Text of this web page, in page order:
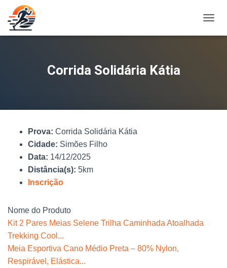
L
Corrida Solidária Kátia
Prova: Corrida Solidária Kátia
Cidade: Simões Filho
Data: 14/12/2025
Distância(s): 5km
Inscrição
Nome do Produto
Kit 2 Pares Meias Selene Trilha Caminhada Atoalhada
Trekking Cool...
Meia Esportiva Cano Médio Preta – 80% Nylon,
Respirável, Elástica...